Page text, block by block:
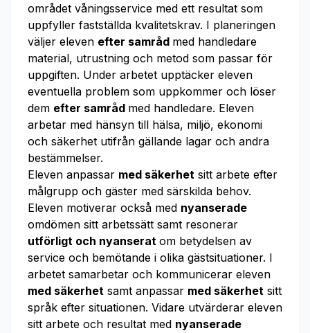
området våningsservice med ett resultat som
uppfyller fastställda kvalitetskrav. I planeringen
väljer eleven efter samråd med handledare
material, utrustning och metod som passar för
uppgiften. Under arbetet upptäcker eleven
eventuella problem som uppkommer och löser
dem efter samråd med handledare. Eleven
arbetar med hänsyn till hälsa, miljö, ekonomi
och säkerhet utifrån gällande lagar och andra
bestämmelser.
Eleven anpassar med säkerhet sitt arbete efter
målgrupp och gäster med särskilda behov.
Eleven motiverar också med nyanserade
omdömen sitt arbetssätt samt resonerar
utförligt och nyanserat om betydelsen av
service och bemötande i olika gästsituationer. I
arbetet samarbetar och kommunicerar eleven
med säkerhet samt anpassar med säkerhet sitt
språk efter situationen. Vidare utvärderar eleven
sitt arbete och resultat med nyanserade